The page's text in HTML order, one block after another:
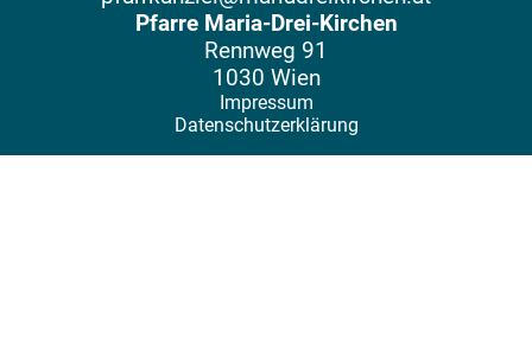
Pfarre Maria-Drei-Kirchen
Rennweg 91
1030 Wien
Impressum
Datenschutzerklärung